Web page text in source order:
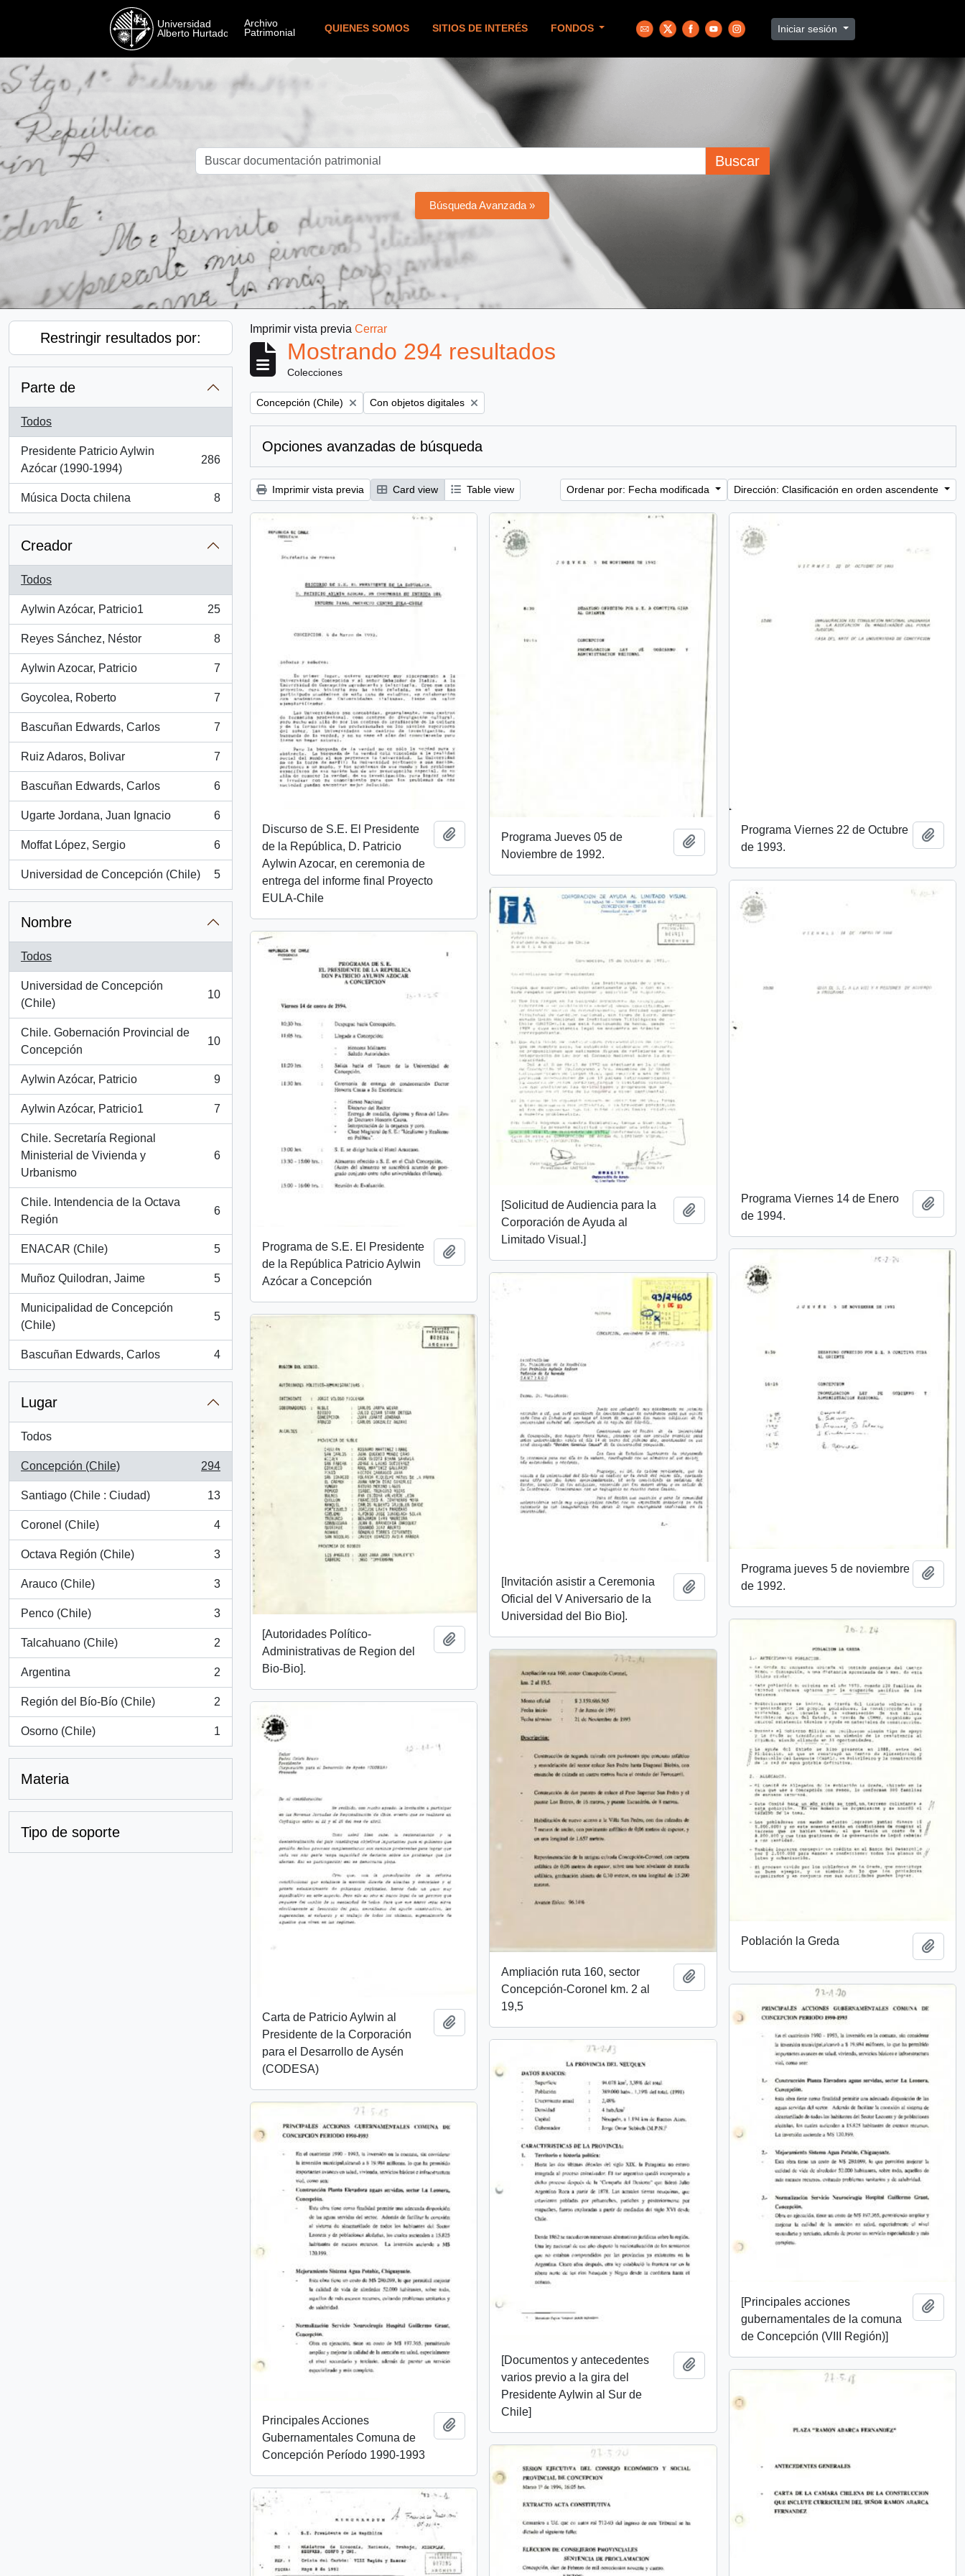
QUIENES SOMOS SITIOS DE INTERÉS FONDOS Iniciar sesión
Buscar
Búsqueda Avanzada »
Restringir resultados por:
Parte de
Todos
Presidente Patricio Aylwin
Azócar (1990-1994)
, 286 resultados
286
Música Docta chilena
, 8 resultados
8
Creador
Todos
Aylwin Azócar, Patricio1
, 25 resultados
25
Reyes Sánchez, Néstor
, 8 resultados
8
Aylwin Azocar, Patricio
, 7 resultados
7
Goycolea, Roberto
, 7 resultados
7
Bascuñan Edwards, Carlos
, 7 resultados
7
Ruiz Adaros, Bolivar
, 7 resultados
7
Bascuñan Edwards, Carlos
, 6 resultados
6
Ugarte Jordana, Juan Ignacio
, 6 resultados
6
Moffat López, Sergio
, 6 resultados
6
Universidad de Concepción (Chile)
, 5 resultados
5
Nombre
Todos
Universidad de Concepción
(Chile)
, 10 resultados
10
Chile. Gobernación Provincial de
Concepción
, 10 resultados
10
Aylwin Azócar, Patricio
, 9 resultados
9
Aylwin Azócar, Patricio1
, 7 resultados
7
Chile. Secretaría Regional
Ministerial de Vivienda y
Urbanismo
, 6 resultados
6
Chile. Intendencia de la Octava
Región
, 6 resultados
6
ENACAR (Chile)
, 5 resultados
5
Muñoz Quilodran, Jaime
, 5 resultados
5
Municipalidad de Concepción
(Chile)
, 5 resultados
5
Bascuñan Edwards, Carlos
, 4 resultados
4
Lugar
Todos
Concepción (Chile)
, 294 resultados
294
Santiago (Chile : Ciudad)
, 13 resultados
13
Coronel (Chile)
, 4 resultados
4
Octava Región (Chile)
, 3 resultados
3
Arauco (Chile)
, 3 resultados
3
Penco (Chile)
, 3 resultados
3
Talcahuano (Chile)
, 2 resultados
2
Argentina
, 2 resultados
2
Región del Bío-Bío (Chile)
, 2 resultados
2
Osorno (Chile)
, 1 resultados
1
Materia
Tipo de soporte
Imprimir vista previa Cerrar
Mostrando 294 resultados
Colecciones
Remove filter:
Concepción (Chile) Remove filter:
Con objetos digitales
Opciones avanzadas de búsqueda
Imprimir vista previa Card view Table view Ordenar por: Fecha modificada Dirección: Clasificación en orden ascendente
Discurso de S.E. El Presidente
de la República, D. Patricio
Aylwin Azocar, en ceremonia de
entrega del informe final Proyecto
EULA-Chile
Añadir al portapapeles
Programa Jueves 05 de
Noviembre de 1992.
Añadir al portapapeles
Programa Viernes 22 de Octubre
de 1993.
Programa Viernes 14 de Enero
de 1994.
[Solicitud de Audiencia para la
Corporación de Ayuda al
Limitado Visual.]
Añadir al portapapeles
Programa de S.E. El Presidente
de la República Patricio Aylwin
Azócar a Concepción
Programa jueves 5 de noviembre
de 1992.
[Invitación asistir a Ceremonia
Oficial del V Aniversario de la
Universidad del Bio Bio].
Añadir al portapapeles
[Autoridades Político-
Administrativas de Region del
Bio-Bio].
Añadir al portapapeles
Población la Greda
Ampliación ruta 160, sector
Concepción-Coronel km. 2 al
19,5
Añadir al portapapeles
Carta de Patricio Aylwin al
Presidente de la Corporación
para el Desarrollo de Aysén
(CODESA)
[Principales acciones
gubernamentales de la comuna
de Concepción (VIII Región)]
[Documentos y antecedentes
varios previo a la gira del
Presidente Aylwin al Sur de
Chile]
Añadir al portapapeles
Principales Acciones
Gubernamentales Comuna de
Concepción Período 1990-1993